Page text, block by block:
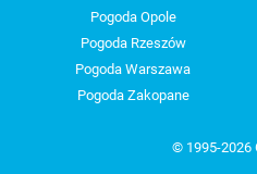
Pogoda Opole
Pogoda Rzeszów
Pogoda Warszawa
Pogoda Zakopane
© 1995-2026